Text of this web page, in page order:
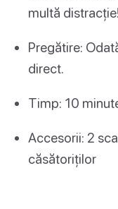
multă distracție!
Pregătire:
direct.
Timp: 10
Accesorii: 2
căsătoriților